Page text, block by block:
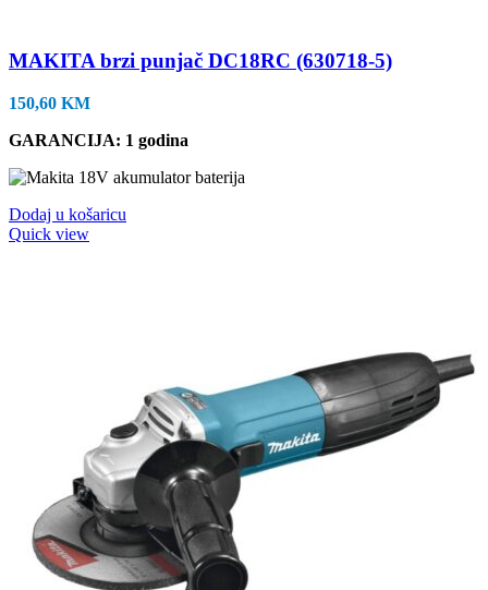
MAKITA brzi punjač DC18RC (630718-5)
150,60 KM
GARANCIJA: 1 godina
Dodaj u košaricu
Quick view